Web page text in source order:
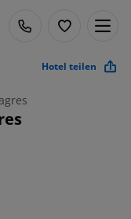
Hotel teilen